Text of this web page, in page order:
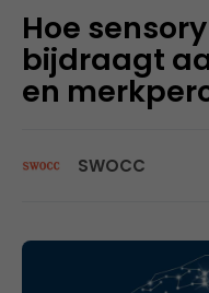
Hoe
bijdraagt
en
SWOCC